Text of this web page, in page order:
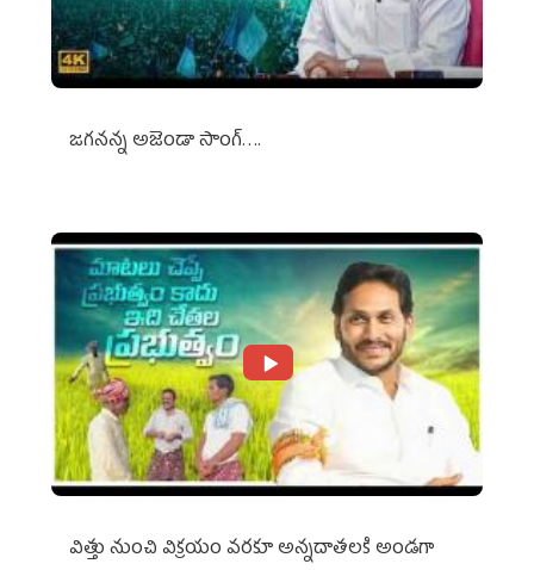
జగనన్న అజెండా సాంగ్….
విత్తు నుంచి విక్రయం వరకూ అన్నదాతలకి అండగా